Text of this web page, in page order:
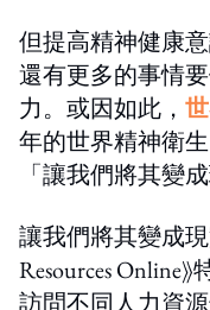
但提高精神健康
還有更多的事情
力。或因如此，
年的世界精神衛
「讓我們將其變
讓我們將其變成
Resources Online
訪問不同人力資